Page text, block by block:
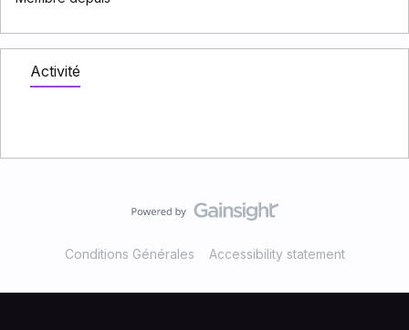
Activité
Conditions Générales Accessibility statement